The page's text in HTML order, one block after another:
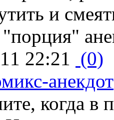
и
"порция"
22:21 (0)
анекдот
когда в